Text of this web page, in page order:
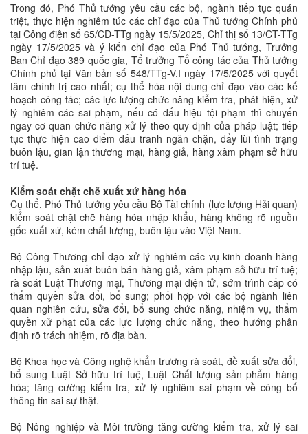
Trong đó, Phó Thủ tướng yêu cầu các bộ, ngành tiếp tục quán
triệt, thực hiện nghiêm túc các chỉ đạo của Thủ tướng Chính phủ
tại Công điện số 65/CĐ-TTg ngày 15/5/2025, Chỉ thị số 13/CT-TTg
ngày 17/5/2025 và ý kiến chỉ đạo của Phó Thủ tướng, Trưởng
Ban Chỉ đạo 389 quốc gia, Tổ trưởng Tổ công tác của Thủ tướng
Chính phủ tại Văn bản số 548/TTg-V.I ngày 17/5/2025 với quyết
tâm chính trị cao nhất; cụ thể hóa nội dung chỉ đạo vào các kế
hoạch công tác; các lực lượng chức năng kiểm tra, phát hiện, xử
lý nghiêm các sai phạm, nếu có dấu hiệu tội phạm thì chuyển
ngay cơ quan chức năng xử lý theo quy định của pháp luật; tiếp
tục thực hiện cao điểm đấu tranh ngăn chặn, đẩy lùi tình trạng
buôn lậu, gian lận thương mại, hàng giả, hàng xâm phạm sở hữu
trí tuệ.
Kiểm soát chặt chẽ xuất xứ hàng hóa
Cụ thể, Phó Thủ tướng yêu cầu Bộ Tài chính (lực lượng Hải quan)
kiểm soát chặt chẽ hàng hóa nhập khẩu, hàng không rõ nguồn
gốc xuất xứ, kém chất lượng, buôn lậu vào Việt Nam.
Bộ Công Thương chỉ đạo xử lý nghiêm các vụ kinh doanh hàng
nhập lậu, sản xuất buôn bán hàng giả, xâm phạm sở hữu trí tuệ;
rà soát Luật Thương mại, Thương mại điện tử, sớm trình cấp có
thẩm quyền sửa đổi, bổ sung; phối hợp với các bộ ngành liên
quan nghiên cứu, sửa đổi, bổ sung chức năng, nhiệm vụ, thẩm
quyền xử phạt của các lực lượng chức năng, theo hướng phân
định rõ trách nhiệm, rõ địa bàn.
Bộ Khoa học và Công nghệ khẩn trương rà soát, đề xuất sửa đổi,
bổ sung Luật Sở hữu trí tuệ, Luật Chất lượng sản phẩm hàng
hóa; tăng cường kiểm tra, xử lý nghiêm sai phạm về công bố
thông tin sai sự thật.
Bộ Nông nghiệp và Môi trường tăng cường kiểm tra, xử lý sai